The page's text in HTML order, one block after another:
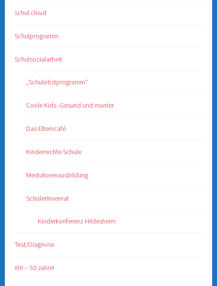
schul.cloud
Schulprogramm
Schulsozialarbeit
„Schulobstprogramm“
Coole Kids -Gesund und munter
Das Elterncafè
Kinderrechte Schule
Mediatorenausbildung
SchülerInnenrat
Kinderkonferenz Hildesheim
Test/Diagnose
Wir – 50 Jahre!